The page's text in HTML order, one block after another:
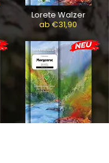
Lorete Walzer
ab €31,90